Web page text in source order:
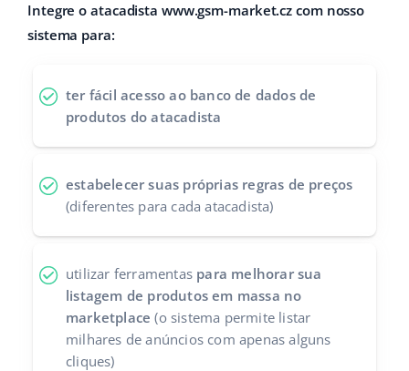
Contato
中文
Integre o atacadista www.gsm-market.cz com nosso
sistema para:
ter fácil acesso ao banco de dados de
produtos do atacadista
estabelecer suas próprias regras de preços
(diferentes para cada atacadista)
utilizar ferramentas para melhorar sua
listagem de produtos em massa no
marketplace (o sistema permite listar
milhares de anúncios com apenas alguns
cliques)